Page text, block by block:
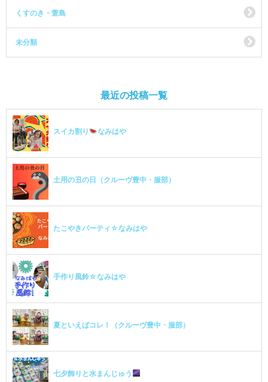
くすのき・萱島
未分類
最近の投稿一覧
スイカ割り なみはや
土用の丑の日（クルーヴ豊中・服部）
たこやきパーティ☆なみはや
手作り風鈴☆なみはや
夏といえばコレ！（クルーヴ豊中・服部）
七夕飾りと水まんじゅう